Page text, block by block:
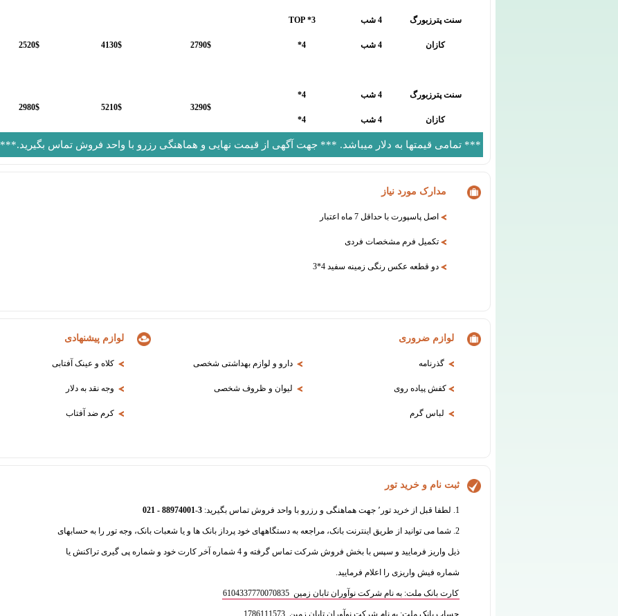
سنت پترزبورگ 4 شب 3* TOP
2790$
4130$
2520$ کازان 4 شب 4*
سنت پترزبورگ 4 شب
4*
3290$
5210$
2980$
کازان 4 شب 4*
*** تمامی قیمتها به دلار میباشد. *** جهت آگهی از قیمت نهایی و هماهنگی رزرو با واحد فروش تماس بگیرید.***
مدارک مورد نیاز
اصل پاسپورت با حداقل 7 ماه اعتبار
تکمیل فرم مشخصات فردی
دو قطعه عکس رنگی زمینه سفید 4*3
لوازم ضروری
گذرنامه دارو و لوازم بهداشتی شخصی
کفش پیاده روی لیوان و ظروف شخصی
لباس گرم
لوازم پیشنهادی
کلاه و عینک آفتابی
وجه نقد به دلار
کرم ضد آفتاب
ثبت نام و خرید تور
1. لطفا قبل از خرید تور٬ جهت هماهنگی و رزرو با واحد فروش تماس بگیرید: 3
-
88974001 - 021
2. شما می توانید از طریق اینترنت بانک، مراجعه به دستگاههای خود پرداز بانک ها و یا شعبات بانک، وجه تور را به حسابهای
ذیل واریز فرمایید و سپس با بخش فروش شرکت تماس گرفته و 4 شماره آخر کارت خود و شماره پی گیری تراکنش یا
شماره فیش واریزی را اعلام فرمایید.
کارت بانک ملت: به نام شرکت نوآوران تابان زمین 6104337770070835
حساب بانک ملت: به نام شرکت نوآوران تابان زمین 1786111573